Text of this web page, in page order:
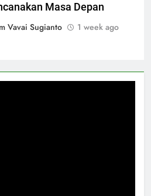
Masa Depan
Vavai Sugianto
1 week ago